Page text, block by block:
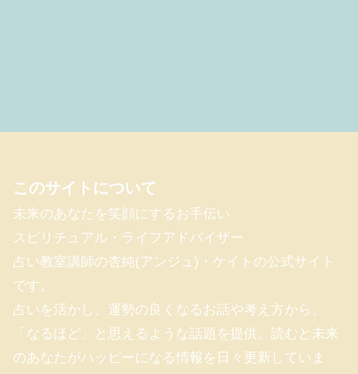
このサイトについて
未来のあなたを笑顔にするお手伝い
スピリチュアル・ライフアドバイザー
占い教室講師の杏純(アンジュ)・ケイトの公式サイト
です。
占いを活かし、運勢の良くなるお話や考え方から、
「なるほど」と思えるような話題を提供。読むと未来
のあなたがハッピーになる情報を日々更新していま